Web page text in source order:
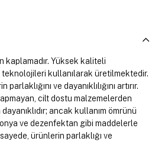
kaplamadır. Yüksek kaliteli
kullanılarak üretilmektedir.
ve dayanıklılığını artırır.
cilt dostu malzemelerden
ancak kullanım ömrünü
ve dezenfektan gibi maddelerle
ürünlerin parlaklığı ve